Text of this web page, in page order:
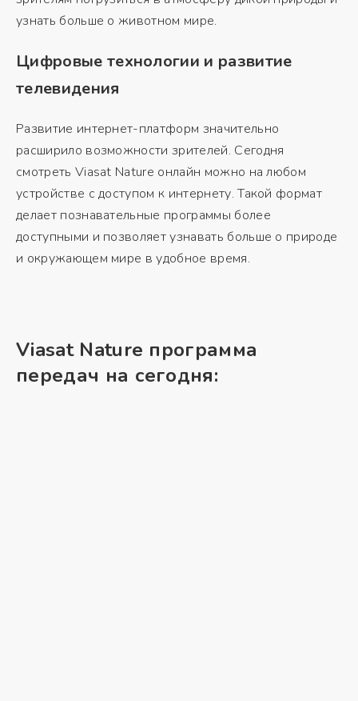
узнать больше о животном мире.
Цифровые технологии и развитие
телевидения
Развитие интернет-платформ значительно
расширило возможности зрителей. Сегодня
смотреть Viasat Nature онлайн можно на любом
устройстве с доступом к интернету. Такой формат
делает познавательные программы более
доступными и позволяет узнавать больше о природе
и окружающем мире в удобное время.
Viasat Nature программа
передач на сегодня: